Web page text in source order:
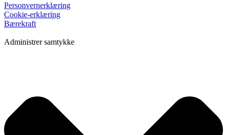
Personvernerklæring
Cookie-erklæring
Bærekraft
Administrer samtykke